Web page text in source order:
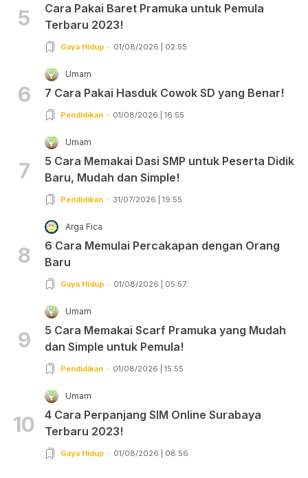
5
Cara Pakai Baret Pramuka untuk Pemula
Terbaru 2023!
Gaya Hidup 01/08/2026 | 02:55
6
Umam
7 Cara Pakai Hasduk Cowok SD yang Benar!
Pendidikan 01/08/2026 | 16:55
7
Umam
5 Cara Memakai Dasi SMP untuk Peserta Didik
Baru, Mudah dan Simple!
Pendidikan 31/07/2026 | 19:55
8
Arga Fica
6 Cara Memulai Percakapan dengan Orang
Baru
Gaya Hidup 01/08/2026 | 05:57
9
Umam
5 Cara Memakai Scarf Pramuka yang Mudah
dan Simple untuk Pemula!
Pendidikan 01/08/2026 | 15:55
10
Umam
4 Cara Perpanjang SIM Online Surabaya
Terbaru 2023!
Gaya Hidup 01/08/2026 | 08:56